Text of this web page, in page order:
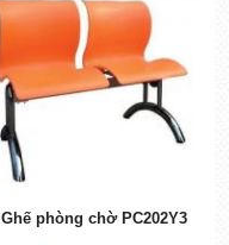
Ghế phòng chờ PC202Y3